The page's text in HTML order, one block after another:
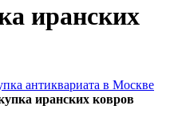
иранских
антиквариата в Москве
иранских ковров